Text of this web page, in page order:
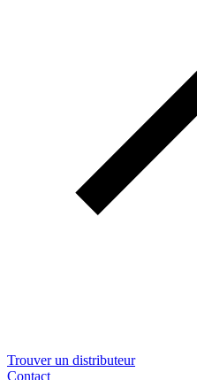
Trouver un distributeur
Contact